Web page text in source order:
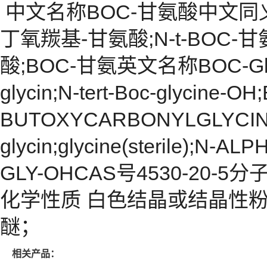
中文名称BOC-甘氨酸中文
丁氧羰基-甘氨酸;N-t-BOC-
酸;BOC-甘氨英文名称BOC-
glycin;N-tert-Boc-glycine-
glycin;glycine(sterile);N-
GLY-OHCAS号4530-20-5分
化学性质 白色结晶或结晶性
醚；
相关产品：